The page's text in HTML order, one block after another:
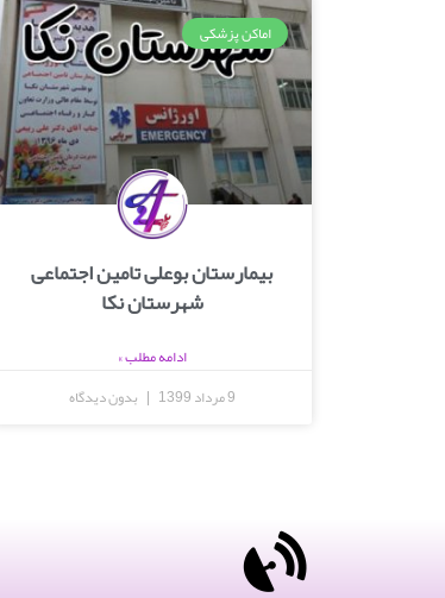
اماکن پزشکی
بیمارستان بوعلی تامین اجتماعی
شهرستان نکا
ادامه مطلب »
9 مرداد 1399
بدون دیدگاه